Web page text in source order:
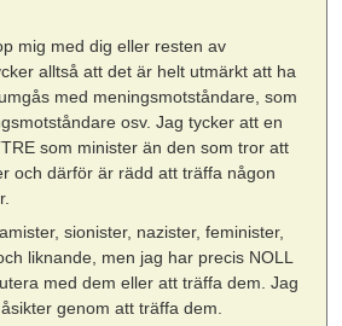
mig med dig eller resten av
alltså att det är helt utmärkt att ha
med meningsmotståndare, som
osv. Jag tycker att en
som minister än den som tror att
och därför är rädd att träffa någon
sionister, nazister, feminister,
liknande, men jag har precis NOLL
med dem eller att träffa dem. Jag
genom att träffa dem.